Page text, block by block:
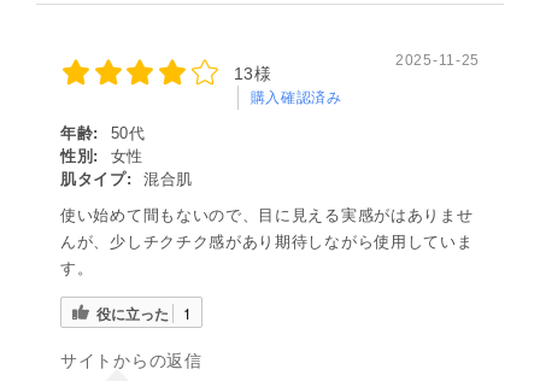
13様
購入確認済み
2025-11-25
年齢:
50代
性別:
女性
肌タイプ:
混合肌
使い始めて間もないので、目に見える実感がはありませ
んが、少しチクチク感があり期待しながら使用していま
す。
役に立った 1
サイトからの返信